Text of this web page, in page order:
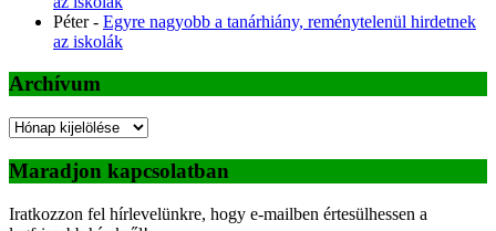
Péter- Egyre nagyobb a tanárhiány, reménytelenül hirdetnek
az iskolák
Archívum
Archívum
Maradjon kapcsolatban
Iratkozzon fel hírlevelünkre, hogy e-mailben értesülhessen a